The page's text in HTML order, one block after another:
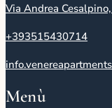
Via Andrea
+393515430714
Menù